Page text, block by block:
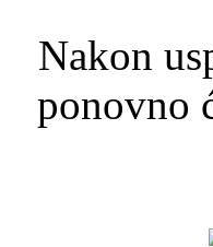
Nakon
ponovno